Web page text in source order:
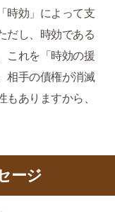
時効」によって支
だし、時効である
これを「時効の援
相手の債権が消滅
ありますから、
ージ